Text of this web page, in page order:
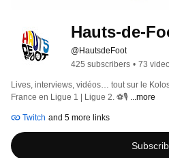
Hauts-de-
@HautsdeFoot
425 subscribers • 73
Lives, interviews, vidéos… tout sur le
France en Ligue 1 | Ligue 2. ⚽️🎙️ ...more
Twitch and 5 more links